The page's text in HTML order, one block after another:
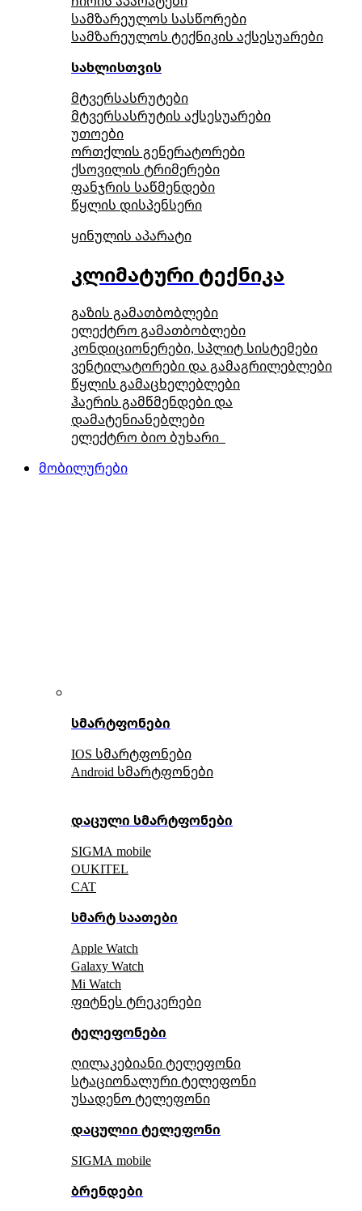
სამზარეულოს სასწორები
სამზარეულოს ტექნიკის აქსესუარები
სახლისთვის
მტვერსასრუტები
მტვერსასრუტის აქსესუარები
უთოები
ორთქლის გენერატორები
ქსოვილის ტრიმერები
ფანჯრის საწმენდები
წყლის დისპენსერი
ყინულის აპარატი
კლიმატური ტექნიკა
გაზის გამათბობლები
ელექტრო გამათბობლები
კონდიციონერები, სპლიტ სისტემები
ვენტილატორები და გამაგრილებლები
წყლის გამაცხელებლები
ჰაერის გამწმენდები და
დამატენიანებლები
ელექტრო ბიო ბუხარი
მობილურები
სმარტფონები
IOS სმარტფონები
Android სმარტფონები
დაცული სმარტფონები
SIGMA mobile
OUKITEL
CAT
სმარტ საათები
Apple Watch
Galaxy Watch
Mi Watch
ფიტნეს ტრეკერები
ტელეფონები
ღილაკებიანი ტელეფონი
სტაციონალური ტელეფონი
უსადენო ტელეფონი
დაცულიი ტელეფონი
SIGMA mobile
ბრენდები